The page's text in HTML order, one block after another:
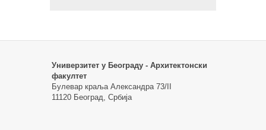
Универзитет у Београду - Архитектонски
факултет
Булевар краља Александра 73/II
11120 Београд, Србија